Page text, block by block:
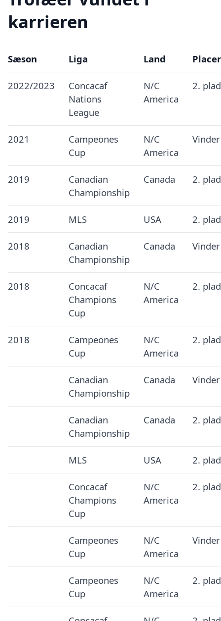
karrieren
Sæson Liga Land
2022/2023
Concacaf
Nations
League
N/C
America
2.
2021
Campeones
Cup
N/C
America
Vinder
2019
Canadian
Championship
Canada 2.
2019 MLS USA 2.
2018
Canadian
Championship
Canada Vinder
2018
Concacaf
Champions
Cup
N/C
America
2.
2018
Campeones
Cup
N/C
America
2.
Canadian
Championship
Canada Vinder
Canadian
Championship
Canada 2.
MLS USA 2.
Concacaf
Champions
Cup
N/C
America
2.
Campeones
Cup
N/C
America
Vinder
Campeones
Cup
N/C
America
2.